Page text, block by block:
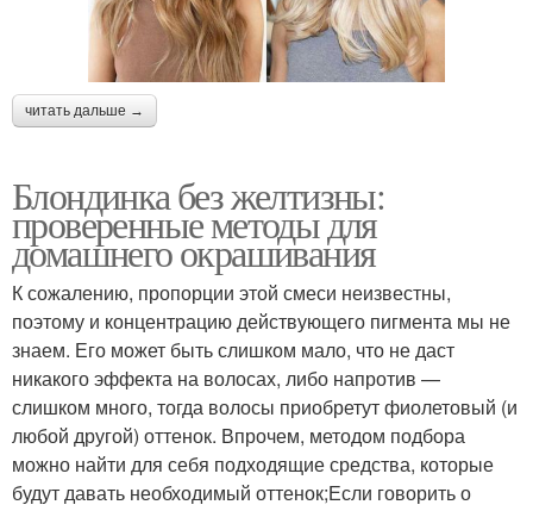
читать дальше →
Блондинка без желтизны:
проверенные методы для
домашнего окрашивания
К сожалению, пропорции этой смеси неизвестны,
поэтому и концентрацию действующего пигмента мы не
знаем. Его может быть слишком мало, что не даст
никакого эффекта на волосах, либо напротив —
слишком много, тогда волосы приобретут фиолетовый (и
любой другой) оттенок. Впрочем, методом подбора
можно найти для себя подходящие средства, которые
будут давать необходимый оттенок;Если говорить о